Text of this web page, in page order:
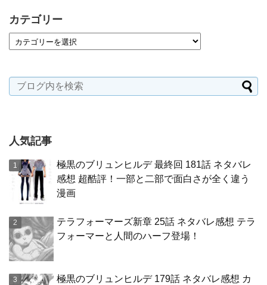
カテゴリー
人気記事
極黒のブリュンヒルデ 最終回 181話 ネタバレ
感想 超酷評！一部と二部で面白さが全く違う
漫画
テラフォーマーズ新章 25話 ネタバレ感想 テラ
フォーマーと人間のハーフ登場！
極黒のブリュンヒルデ 179話 ネタバレ感想 カ